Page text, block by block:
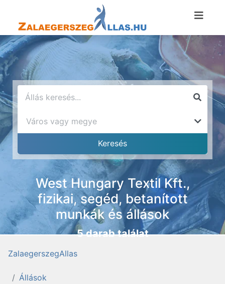
West Hungary Textil Kft.,
fizikai, segéd, betanított
munkák és állások
5 darab találat
ZalaegerszegAllas
Állások